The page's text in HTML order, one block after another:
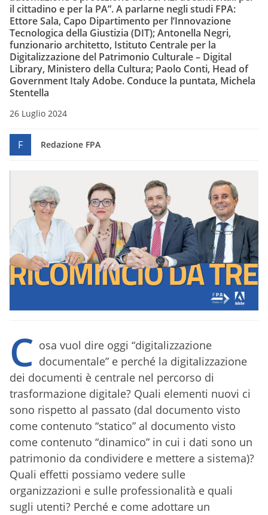
il cittadino e per la PA”. A parlarne negli studi FPA:
Ettore Sala, Capo Dipartimento per l’Innovazione
Tecnologica della Giustizia (DIT); Antonella Negri,
funzionario architetto, Istituto Centrale per la
Digitalizzazione del Patrimonio Culturale – Digital
Library, Ministero della Cultura; Paolo Conti, Head of
Government Italy Adobe. Conduce la puntata, Michela
Stentella
26 Luglio 2024
F Redazione FPA
C osa vuol dire oggi “digitalizzazione
documentale” e perché la digitalizzazione
dei documenti è centrale nel percorso di
trasformazione digitale? Quali elementi nuovi ci
sono rispetto al passato (dal documento visto
come contenuto “statico” al documento visto
come contenuto “dinamico” in cui i dati sono un
patrimonio da condividere e mettere a sistema)?
Quali effetti possiamo vedere sulle
organizzazioni e sulle professionalità e quali
sugli utenti? Perché e come adottare un